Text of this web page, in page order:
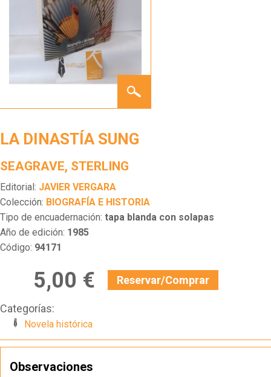
DINASTÍA
LA DINASTÍA SUNG
SEAGRAVE, STERLING
Editorial: JAVIER VERGARA
Colección: BIOGRAFÍA E HISTORIA
Tipo de encuadernación: tapa blanda con solapas
Año de edición: 1985
Código: 94171
5,00 € Reservar/Comprar
Categorías:
Novela histórica
Observaciones